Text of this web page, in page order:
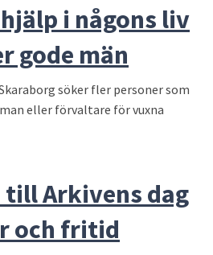
i någons liv
gode män
söker fler personer som
eller förvaltare för vuxna
till Arkivens dag
och fritid